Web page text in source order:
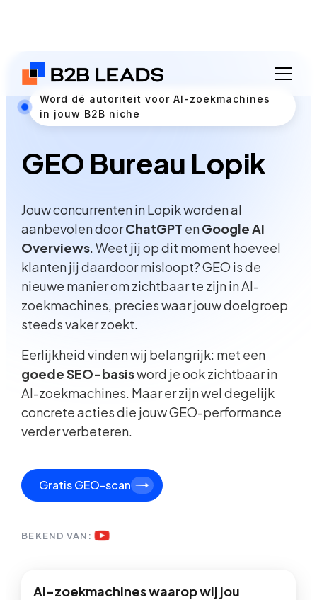
Word dé autoriteit voor AI-zoekmachines
in jouw B2B niche
GEO Bureau Lopik
Jouw concurrenten in Lopik worden al
aanbevolen doorChatGPT enGoogle AI
Overviews. Weet jij op dit moment hoeveel
klanten jij daardoor misloopt? GEO is de
nieuwe manier om zichtbaar te zijn in AI-
zoekmachines, precies waar jouw doelgroep
steeds vaker zoekt.
Eerlijkheid vinden wij belangrijk: met een
goede SEO-basisword je ook zichtbaar in
AI-zoekmachines. Maar er zijn wel degelijk
concrete acties die jouw GEO-performance
verder verbeteren.
Gratis GEO-scan
BEKEND VAN:
AI-zoekmachines waarop wij jou